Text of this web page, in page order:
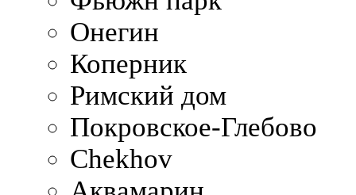
Онегин
Коперник
Римский дом
Покровское-Глебово
Chekhov